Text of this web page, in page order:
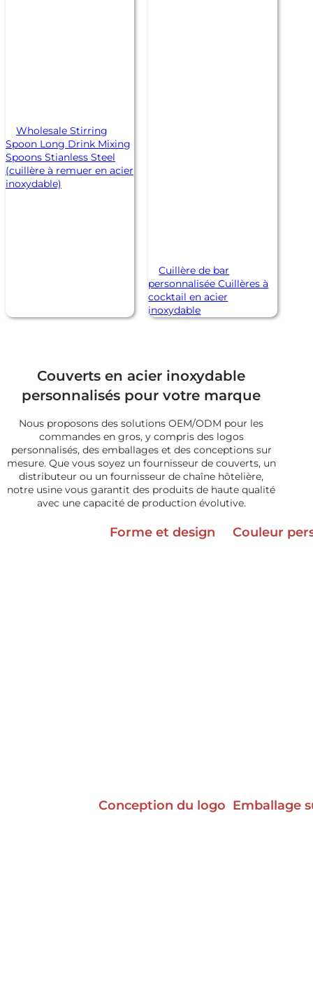
Wholesale Stirring
Spoon Long Drink Mixing
Spoons Stianless Steel
(cuillère à remuer en acier
inoxydable)
Cuillère de bar
personnalisée Cuillères à
cocktail en acier
inoxydable
Couverts en acier inoxydable
personnalisés pour votre marque
Nous proposons des solutions OEM/ODM pour les
commandes en gros, y compris des logos
personnalisés, des emballages et des conceptions sur
mesure. Que vous soyez un fournisseur de couverts, un
distributeur ou un fournisseur de chaîne hôtelière,
notre usine vous garantit des produits de haute qualité
avec une capacité de production évolutive.
Forme et design Couleur
Conception du logo Emballage